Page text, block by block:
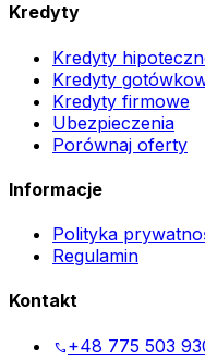
Kredyty
Kredyty
Kredyty
Kredyty firmowe
Ubezpieczenia
Porównaj oferty
Informacje
Polityka
Regulamin
Kontakt
phone+48 775 503